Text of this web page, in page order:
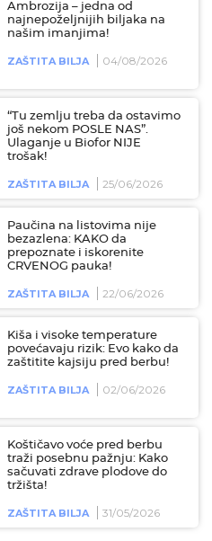
Ambrozija – jedna od
najnepoželjnijih biljaka na
našim imanjima!
ZAŠTITA BILJA 04/08/2026
“Tu zemlju treba da ostavimo
još nekom POSLE NAS”.
Ulaganje u Biofor NIJE
trošak!
ZAŠTITA BILJA 25/06/2026
Paučina na listovima nije
bezazlena: KAKO da
prepoznate i iskorenite
CRVENOG pauka!
ZAŠTITA BILJA 22/06/2026
Kiša i visoke temperature
povećavaju rizik: Evo kako da
zaštitite kajsiju pred berbu!
ZAŠTITA BILJA 02/06/2026
Koštičavo voće pred berbu
traži posebnu pažnju: Kako
sačuvati zdrave plodove do
tržišta!
ZAŠTITA BILJA 31/05/2026